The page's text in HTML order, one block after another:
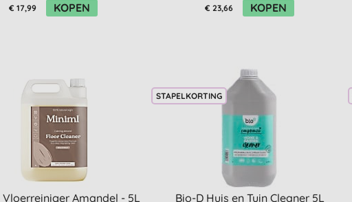
€ 17,99 KOPEN € 23,66 KOPEN
Amandel - 5L
STAPELKORTING
Bio-D Huis en Tuin Cleaner 5L